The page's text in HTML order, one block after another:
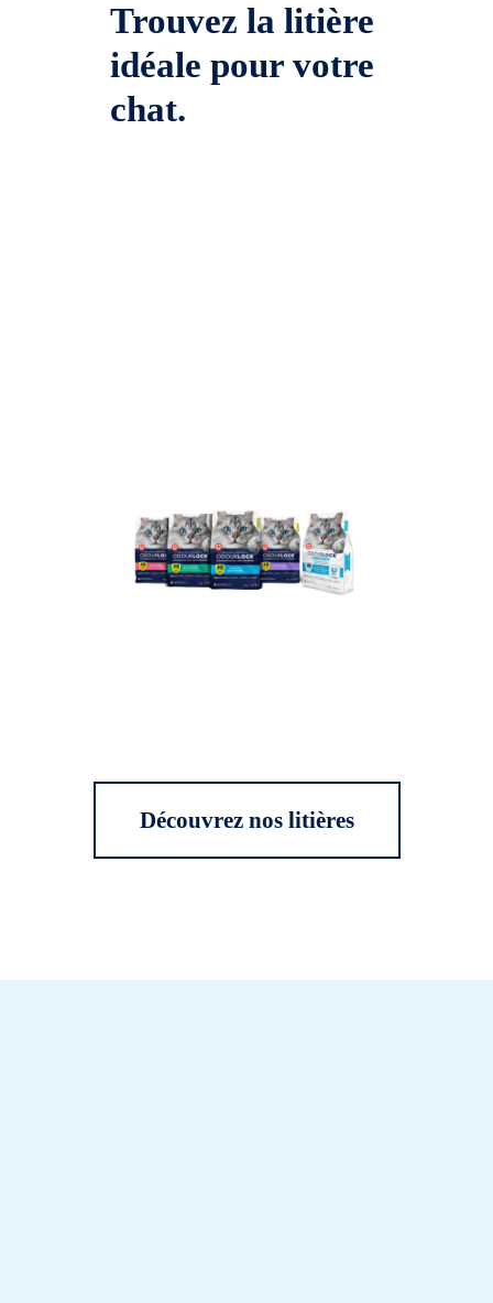
Trouvez la litière
idéale pour votre
chat.
Découvrez nos litières